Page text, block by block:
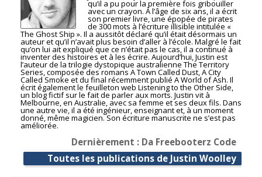
qu’il a pu pour la première fois gribouiller
avec un crayon. À l’âge de six ans, il a écrit
son premier livre, une épopée de pirates
de 300 mots à l’écriture illisible intitulée «
The Ghost Ship ». Il a aussitôt déclaré qu’il était désormais un
auteur et qu’il n’avait plus besoin d’aller à l’école. Malgré le fait
qu’on lui ait expliqué que ce n’était pas le cas, il a continué à
inventer des histoires et à les écrire. Aujourd’hui, Justin est
l’auteur de la trilogie dystopique australienne The Territory
Series, composée des romans A Town Called Dust, A City
Called Smoke et du final récemment publié A World of Ash. Il
écrit également le feuilleton web Listening to the Other Side,
un blog fictif sur le fait de parler aux morts. Justin vit à
Melbourne, en Australie, avec sa femme et ses deux fils. Dans
une autre vie, il a été ingénieur, enseignant et, à un moment
donné, même magicien. Son écriture manuscrite ne s’est pas
améliorée.
Dernièrement : Da Freebooterz Code
Toutes les publications de Justin Woolley